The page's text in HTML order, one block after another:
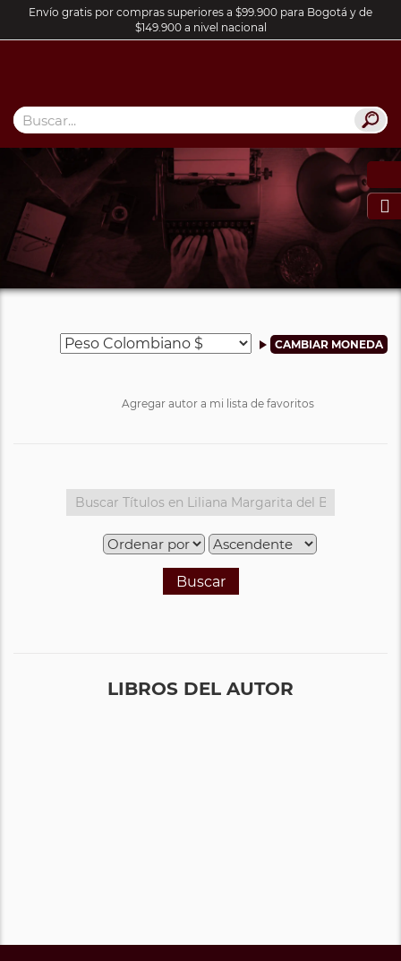
Envío gratis por compras superiores a $99.900 para Bogotá y de
$149.900 a nivel nacional

Agregar autor a mi lista de favoritos
Buscar
LIBROS DEL AUTOR